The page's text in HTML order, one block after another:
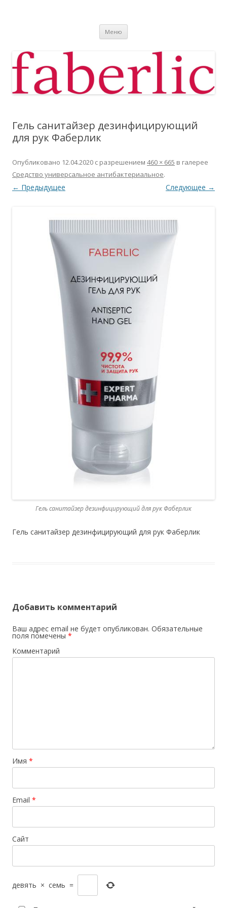
Меню
Гель санитайзер дезинфицирующий
для рук Фаберлик
Опубликовано 12.04.2020 с разрешением 460 × 665 в галерее
Средство универсальное антибактериальное.
← Предыдущее Следующее →
Гель санитайзер дезинфицирующий для рук Фаберлик
Гель санитайзер дезинфицирующий для рук Фаберлик
Добавить комментарий
Ваш адрес email не будет опубликован. Обязательные
поля помечены *
Комментарий
Имя *
Email *
Сайт
девять × семь =